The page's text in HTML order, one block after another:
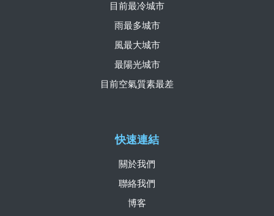
快速連結
關於我們
聯絡我們
博客
目前最冷城市
雨最多城市
風最大城市
最陽光城市
目前空氣質素最差